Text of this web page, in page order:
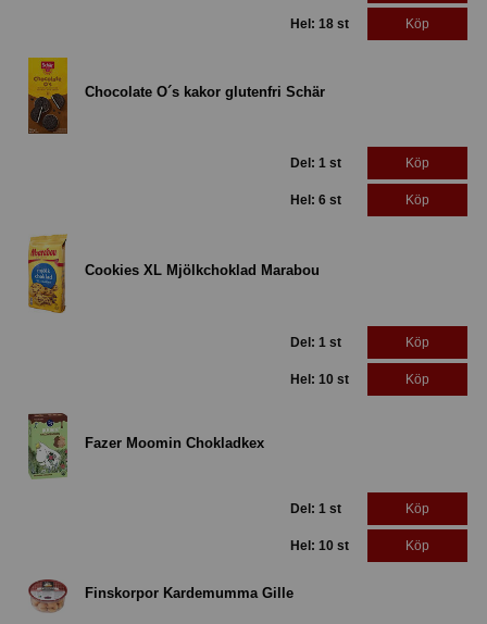
Hel: 18 st Köp
Chocolate O´s kakor glutenfri Schär
Del: 1 st Köp
Hel: 6 st Köp
Cookies XL Mjölkchoklad Marabou
Del: 1 st Köp
Hel: 10 st Köp
Fazer Moomin Chokladkex
Del: 1 st Köp
Hel: 10 st Köp
Finskorpor Kardemumma Gille